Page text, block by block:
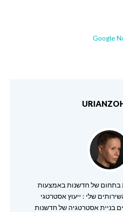
Google
בתחום של חדשנות באמצעות
שלי : ייעוץ אסטרטגי
בניית אסטרטגיה של חדשנות